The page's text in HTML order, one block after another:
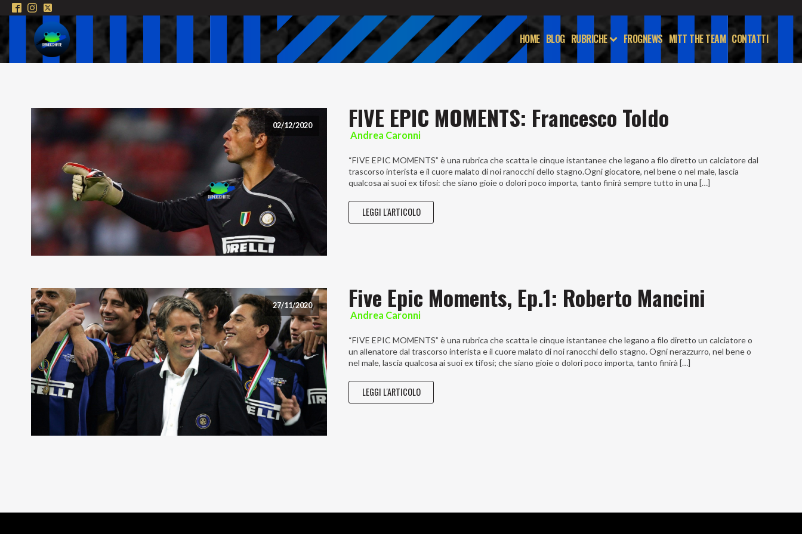
HOME BLOG RUBRICHE FROGNEWS MITT THE TEAM CONTATTI
02/12/2020 FIVE EPIC MOMENTS: Francesco Toldo
Andrea Caronni
“FIVE EPIC MOMENTS” è una rubrica che scatta le cinque istantanee che legano a filo diretto un calciatore dal
trascorso interista e il cuore malato di noi ranocchi dello stagno.Ogni giocatore, nel bene o nel male, lascia
qualcosa ai suoi ex tifosi: che siano gioie o dolori poco importa, tanto finirà sempre tutto in una […]
LEGGI L'ARTICOLO
27/11/2020 Five Epic Moments, Ep.1: Roberto Mancini
Andrea Caronni
“FIVE EPIC MOMENTS” è una rubrica che scatta le cinque istantanee che legano a filo diretto un calciatore o
un allenatore dal trascorso interista e il cuore malato di noi ranocchi dello stagno. Ogni nerazzurro, nel bene o
nel male, lascia qualcosa ai suoi ex tifosi; che siano gioie o dolori poco importa, tanto finirà […]
LEGGI L'ARTICOLO